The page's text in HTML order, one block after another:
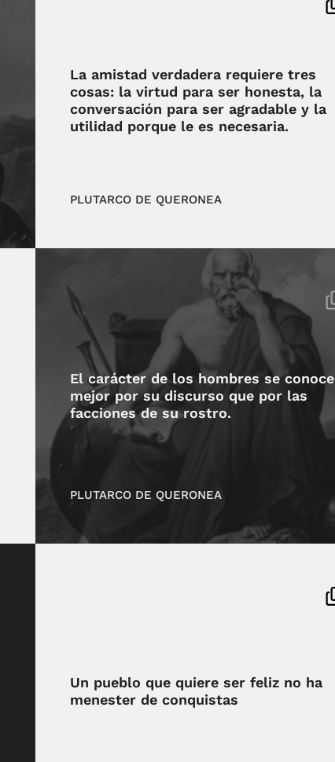
La amistad verdadera requiere tres
cosas: la virtud para ser honesta, la
conversación para ser agradable y la
utilidad porque le es necesaria.
PLUTARCO DE QUERONEA
El carácter de los hombres se conoce
mejor por su discurso que por las
facciones de su rostro.
PLUTARCO DE QUERONEA
Un pueblo que quiere ser feliz no ha
menester de conquistas